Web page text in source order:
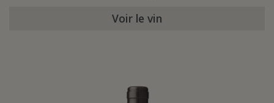
Voir le vin